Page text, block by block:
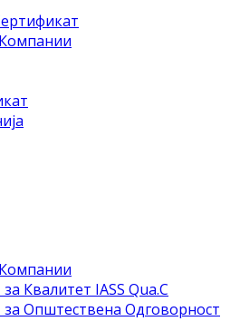
Квалитет IASS Qua.C
Општествена Одговорност